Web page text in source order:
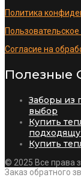
Политика
Согласие на
Полезные
Заборы из
выбор
Купить
Купить
© 2025 Все права
Заказ обратного